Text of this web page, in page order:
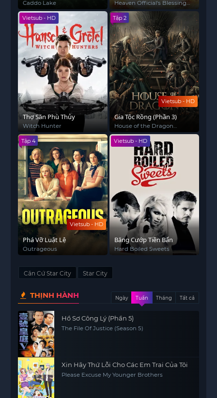
Caddo Lake 2)
Heaven Official's Blessing
(Season 2)
Vietsub - HD
Thợ Săn Phù Thủy
Witch Hunter
Vietsub - HD
Tập 2
Gia Tộc Rồng (Phần 3)
House of the Dragon
(Season 3)
Vietsub - HD
Tập 4
Phá Vỡ Luật Lệ
Outrageous
Vietsub - HD
Băng Cướp Tiền Bẩn
Hard Boiled Sweets
Căn Cứ Star City Star City
THỊNH HÀNH Ngày Tuần Tháng Tất cả
Hồ Sơ Công Lý (Phần 5)
The File Of Justice (Season 5)
Xin Hãy Thứ Lỗi Cho Các Em Trai Của Tôi
Please Excuse My Younger Brothers